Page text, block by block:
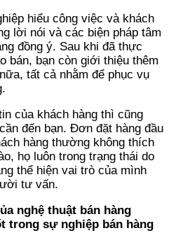
hiểu công việc và khách
lời nói và các biện pháp tâm
đồng ý. Sau khi đã thực
bán, bạn còn giới thiệu thêm
tất cả nhằm để phục vụ
của khách hàng thì cũng
đến bạn. Đơn đặt hàng đầu
hàng thường không thích
họ luôn trong trạng thái do
thể hiện vai trò của mình
tư vấn.
nghệ thuật bán hàng
trong sự nghiệp bán hàng